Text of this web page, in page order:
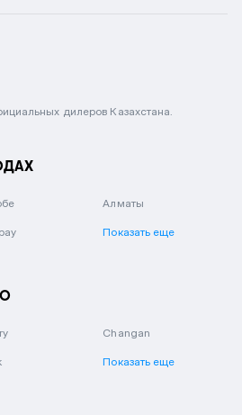
дилеров Казахстана.
Алматы
Показать еще
Changan
Показать еще